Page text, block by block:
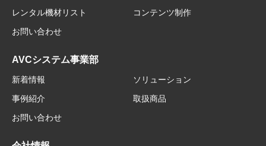
レンタル機材リスト
コンテンツ制作
お問い合わせ
AVCシステム事業部
新着情報
ソリューション
事例紹介
取扱商品
お問い合わせ